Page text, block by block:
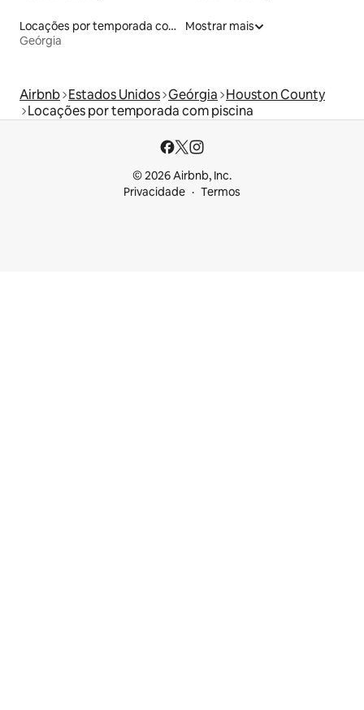
Locações por temporada com piscina
Geórgia
Mostrar mais
Airbnb Estados Unidos Geórgia Houston County
Locações por temporada com piscina
© 2026 Airbnb, Inc.
Privacidade
Termos